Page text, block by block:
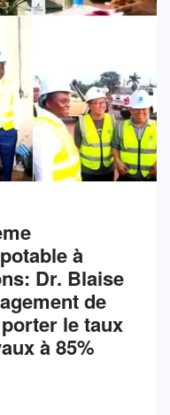
à
Dr. Blaise
de
le taux
à 85%